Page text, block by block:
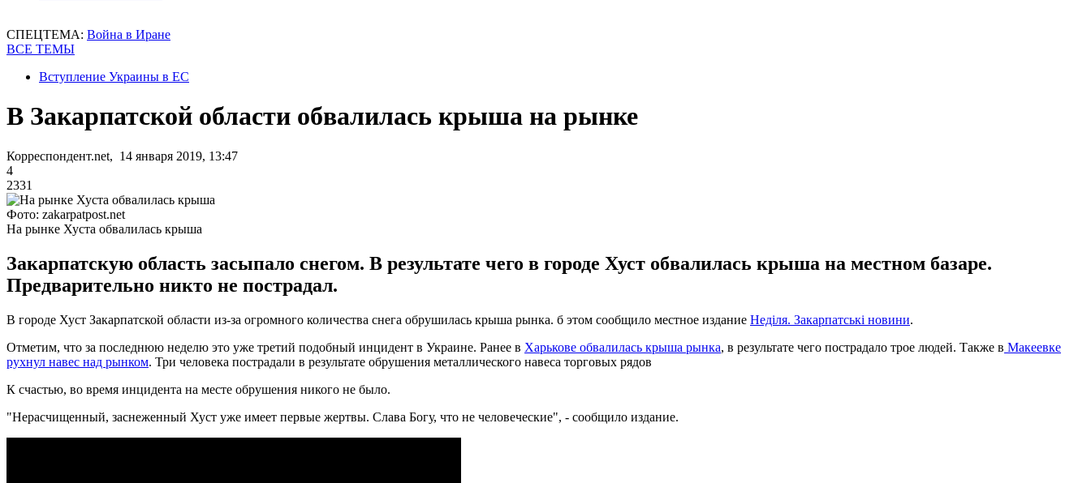
СПЕЦТЕМА: Война в Иране
ВСЕ ТЕМЫ
Вступление Украины в ЕС
В Закарпатской области обвалилась крыша на рынке
Корреспондент.net, 14 января 2019, 13:47
4
2331
Фото: zakarpatpost.net
На рынке Хуста обвалилась крыша
Закарпатскую область засыпало снегом. В результате чего в городе Хуст обвалилась крыша на местном базаре.
Предварительно никто не пострадал.
В городе Хуст Закарпатской области из-за огромного количества снега обрушилась крыша рынка. б этом сообщило местное издание Неділя. Закарпатські новини.
Отметим, что за последнюю неделю это уже третий подобный инцидент в Украине. Ранее в Харькове обвалилась крыша рынка, в результате чего пострадало трое людей. Также в Макеевке
рухнул навес над рынком. Три человека пострадали в результате обрушения металлического навеса торговых рядов
К счастью, во время инцидента на месте обрушения никого не было.
"Нерасчищенный, заснеженный Хуст уже имеет первые жертвы. Слава Богу, что не человеческие", - сообщило издание.